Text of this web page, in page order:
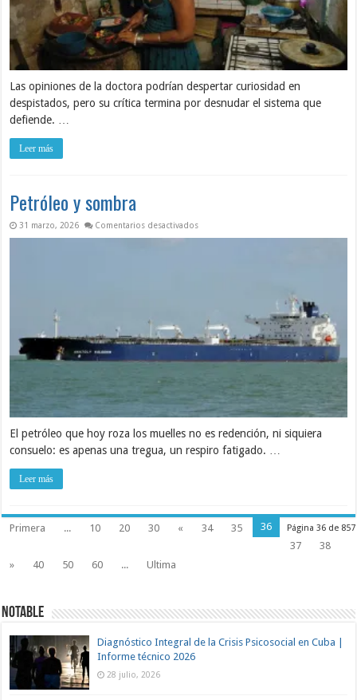
Las opiniones de la doctora podrían despertar curiosidad en
despistados, pero su crítica termina por desnudar el sistema que
defiende. …
Leer más
Petróleo y sombra
31 marzo, 2026 Comentarios desactivadosen Petróleo y sombra
El petróleo que hoy roza los muelles no es redención, ni siquiera
consuelo: es apenas una tregua, un respiro fatigado. …
Leer más
Página 36 de 857
Primera ... 10 20 30 « 34 35
36
37
38
»
40 50 60 ... Ultima
NOTABLE
Diagnóstico Integral de la Crisis Psicosocial en Cuba |
Informe técnico 2026
28 julio, 2026